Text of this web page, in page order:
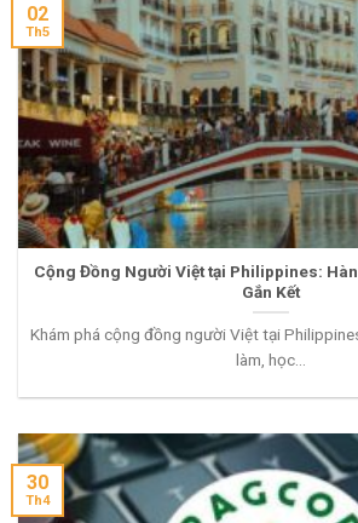
Cộng Đồng Người Việt tại Philippines:
Gắn Kết
Khám phá cộng đồng người Việt tại
làm, học...
02
Th5
30
Th4